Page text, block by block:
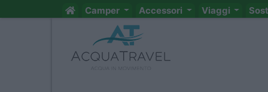
Camper Accessori Viaggi